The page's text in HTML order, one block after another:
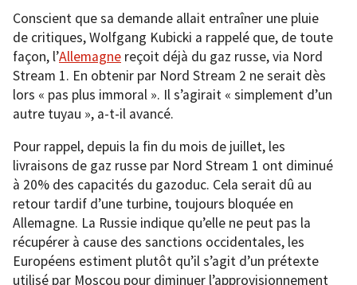
Conscient que sa demande allait entraîner une pluie
de critiques, Wolfgang Kubicki a rappelé que, de toute
façon, l’Allemagne reçoit déjà du gaz russe, via Nord
Stream 1. En obtenir par Nord Stream 2 ne serait dès
lors « pas plus immoral ». Il s’agirait « simplement d’un
autre tuyau », a-t-il avancé.
Pour rappel, depuis la fin du mois de juillet, les
livraisons de gaz russe par Nord Stream 1 ont diminué
à 20% des capacités du gazoduc. Cela serait dû au
retour tardif d’une turbine, toujours bloquée en
Allemagne. La Russie indique qu’elle ne peut pas la
récupérer à cause des sanctions occidentales, les
Européens estiment plutôt qu’il s’agit d’un prétexte
utilisé par Moscou pour diminuer l’approvisionnement